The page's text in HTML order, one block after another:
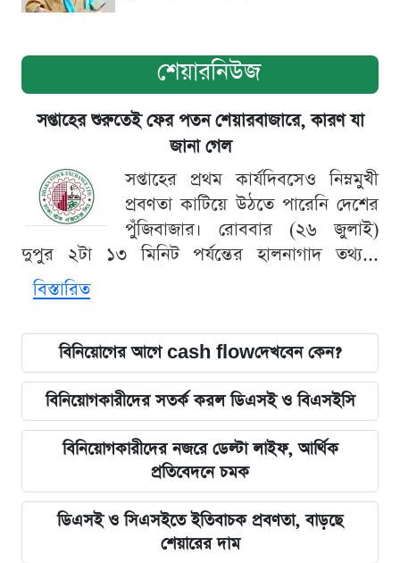
শেয়ারনিউজ
সপ্তাহের শুরুতেই ফের পতন শেয়ারবাজারে, কারণ যা
জানা গেল
সপ্তাহের প্রথম কার্যদিবসেও নিম্নমুখী
প্রবণতা কাটিয়ে উঠতে পারেনি দেশের
পুঁজিবাজার। রোববার (২৬ জুলাই)
দুপুর ২টা ১৩ মিনিট পর্যন্তের হালনাগাদ তথ্য...
বিস্তারিত
বিনিয়োগের আগে cash flowদেখবেন কেন?
বিনিয়োগকারীদের সতর্ক করল ডিএসই ও বিএসইসি
বিনিয়োগকারীদের নজরে ডেল্টা লাইফ, আর্থিক
প্রতিবেদনে চমক
ডিএসই ও সিএসইতে ইতিবাচক প্রবণতা, বাড়ছে
শেয়ারের দাম